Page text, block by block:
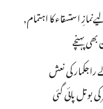
استسقاء کا اہتمام,
پہنچے
والے راجکمار کی نعش
پائی گئی